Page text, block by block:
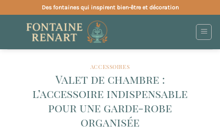
au
contenu
Des fontaines qui inspirent bien-être et décoration
ACCESSOIRES
Valet de chambre :
l’accessoire indispensable
pour une garde-robe
organisée